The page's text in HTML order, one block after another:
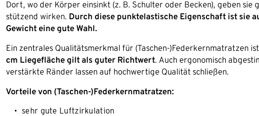
Dort, wo der Körper einsinkt (z. B. Schulter oder Becken), geben sie
stützend wirken. Durch diese punktelastische Eigenschaft ist sie
Gewicht eine gute Wahl.
Ein zentrales Qualitätsmerkmal für (Taschen-)Federkernmatratzen
cm Liegefläche gilt als guter Richtwert. Auch ergonomisch
verstärkte Ränder lassen auf hochwertige Qualität schließen.
Vorteile von (Taschen-)Federkernmatratzen:
sehr gute Luftzirkulation